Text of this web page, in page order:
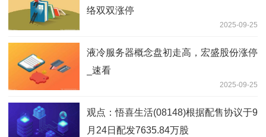
络双双涨停
2025-09-25
液冷服务器概念盘初走高，宏盛股份涨停
_速看
2025-09-25
观点：悟喜生活(08148)根据配售协议于9
月24日配发7635.84万股